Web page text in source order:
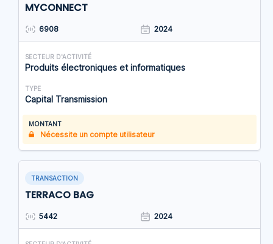
MYCONNECT
6908 2024
SECTEUR D'ACTIVITÉ
Produits électroniques et informatiques
TYPE
Capital Transmission
MONTANT
Nécessite un compte utilisateur
TRANSACTION
TERRACO BAG
5442 2024